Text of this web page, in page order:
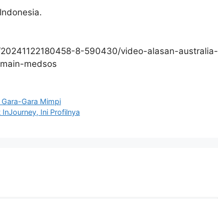
8-590430/video-alasan-australia-
medsos
Gara-Gara Mimpi
Ini Profilnya